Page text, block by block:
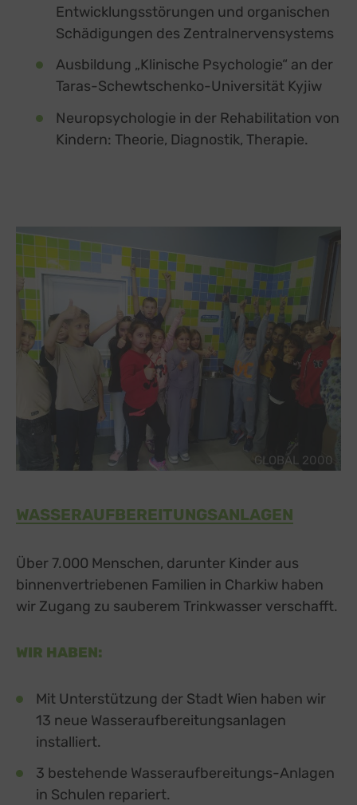
Entwicklungsstörungen und organischen
Schädigungen des Zentralnervensystems
Ausbildung „Klinische Psychologie“ an der
Taras-Schewtschenko-Universität Kyjiw
Neuropsychologie in der Rehabilitation von
Kindern: Theorie, Diagnostik, Therapie.
GLOBAL 2000
WASSERAUFBEREITUNGSANLAGEN
Über 7.000 Menschen, darunter Kinder aus
binnenvertriebenen Familien in Charkiw haben
wir Zugang zu sauberem Trinkwasser verschafft.
WIR HABEN:
Mit Unterstützung der Stadt Wien haben wir
13 neue Wasseraufbereitungsanlagen
installiert.
3 bestehende Wasseraufbereitungs-Anlagen
in Schulen repariert.